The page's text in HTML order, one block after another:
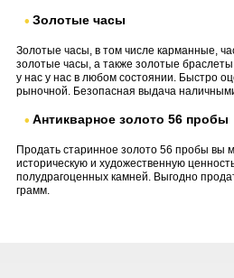
Золотые часы
Золотые часы, в том числе карманные,
золотые часы, а также золотые
у нас у нас в любом состоянии. Быстро
рыночной. Безопасная выдача
Антикварное золото 56 пробы
Продать старинное золото 56 пробы вы
историческую и художественную
полудрагоценных камней. Выгодно
грамм.